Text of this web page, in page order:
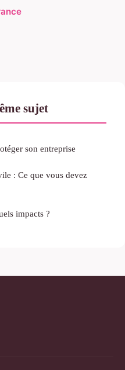
sujet
son entreprise
: Ce que vous devez
impacts ?